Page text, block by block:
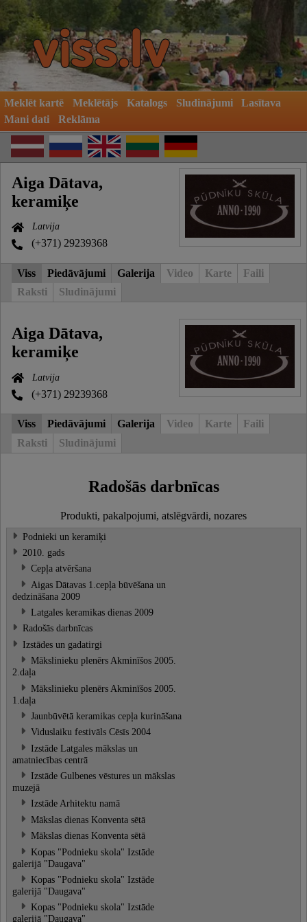
Meklēt kartē Meklētājs Katalogs Sludinājumi
Lasītava
Mani dati
Reklāma
Aiga Dātava,
keramiķe
Latvija
(+371) 29239368
Viss Piedāvājumi Galerija Video Karte
Faili
Raksti
Sludinājumi
Aiga Dātava,
keramiķe
Latvija
(+371) 29239368
Viss Piedāvājumi Galerija Video Karte
Faili
Raksti
Sludinājumi
Radošās darbnīcas
Produkti, pakalpojumi, atslēgvārdi, nozares
Podnieki un keramiķi
2010. gads
Cepļa atvēršana
Aigas Dātavas 1.cepļa būvēšana un
dedzināšana 2009
Latgales keramikas dienas 2009
Radošās darbnīcas
Izstādes un gadatirgi
Mākslinieku plenērs Akminīšos 2005.
2.daļa
Mākslinieku plenērs Akminīšos 2005.
1.daļa
Jaunbūvētā keramikas cepļa kurināšana
Viduslaiku festivāls Cēsīs 2004
Izstāde Latgales mākslas un
amatniecības centrā
Izstāde Gulbenes vēstures un mākslas
muzejā
Izstāde Arhitektu namā
Mākslas dienas Konventa sētā
Mākslas dienas Konventa sētā
Kopas "Podnieku skola" Izstāde
galerijā "Daugava"
Kopas "Podnieku skola" Izstāde
galerijā "Daugava"
Kopas "Podnieku skola" Izstāde
galerijā "Daugava"